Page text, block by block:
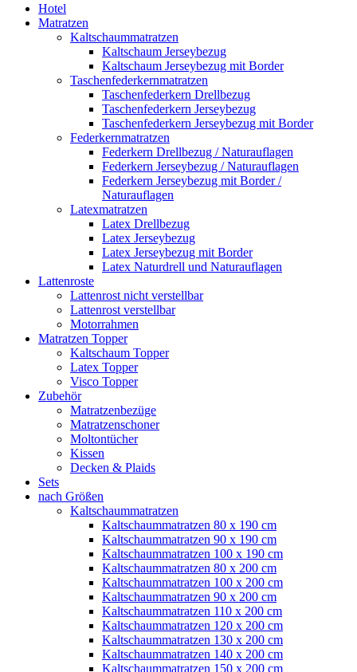
Hotel
Matratzen
Kaltschaummatratzen
Kaltschaum Jerseybezug
Kaltschaum Jerseybezug mit Border
Taschenfederkernmatratzen
Taschenfederkern Drellbezug
Taschenfederkern Jerseybezug
Taschenfederkern Jerseybezug mit Border
Federkernmatratzen
Federkern Drellbezug / Naturauflagen
Federkern Jerseybezug / Naturauflagen
Federkern Jerseybezug mit Border /
Naturauflagen
Latexmatratzen
Latex Drellbezug
Latex Jerseybezug
Latex Jerseybezug mit Border
Latex Naturdrell und Naturauflagen
Lattenroste
Lattenrost nicht verstellbar
Lattenrost verstellbar
Motorrahmen
Matratzen Topper
Kaltschaum Topper
Latex Topper
Visco Topper
Zubehör
Matratzenbezüge
Matratzenschoner
Moltontücher
Kissen
Decken & Plaids
Sets
nach Größen
Kaltschaummatratzen
Kaltschaummatratzen 80 x 190 cm
Kaltschaummatratzen 90 x 190 cm
Kaltschaummatratzen 100 x 190 cm
Kaltschaummatratzen 80 x 200 cm
Kaltschaummatratzen 100 x 200 cm
Kaltschaummatratzen 90 x 200 cm
Kaltschaummatratzen 110 x 200 cm
Kaltschaummatratzen 120 x 200 cm
Kaltschaummatratzen 130 x 200 cm
Kaltschaummatratzen 140 x 200 cm
Kaltschaummatratzen 150 x 200 cm